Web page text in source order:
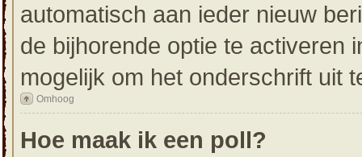
automatisch aan ieder nieuw
de bijhorende optie te activeren
mogelijk om het onderschrift uit
Omhoog
Hoe maak ik een poll?